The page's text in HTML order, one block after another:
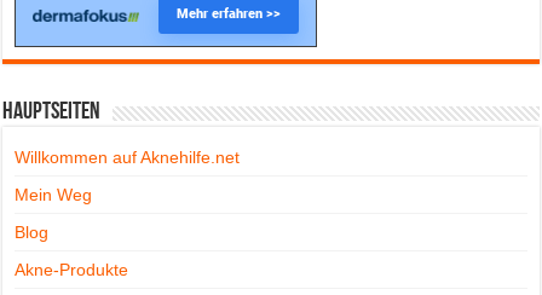
Hauptseiten
Willkommen auf Aknehilfe.net
Mein Weg
Blog
Akne-Produkte